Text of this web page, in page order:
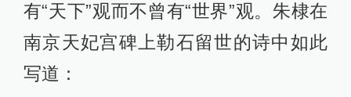
有“天下”观而不曾有“世界”观。朱棣在
南京天妃宫碑上勒石留世的诗中如此
写道：